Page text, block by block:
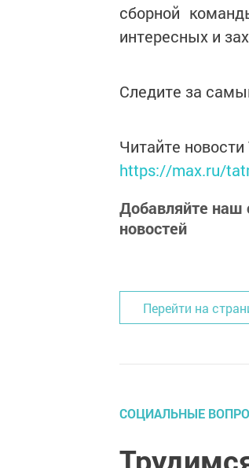
сборной
интересных и
Следите за
Читайте
https://max.ru/
Добавляйте наш
новостей
Перейти на
СОЦИАЛЬНЫЕ